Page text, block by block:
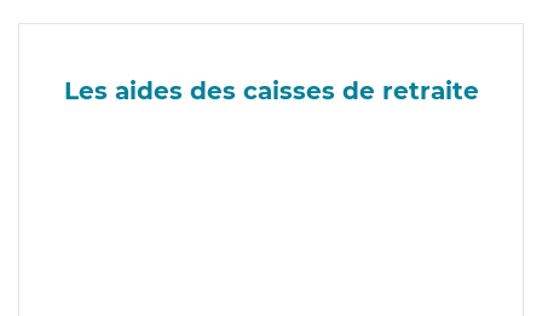
Les aides des caisses de retraite